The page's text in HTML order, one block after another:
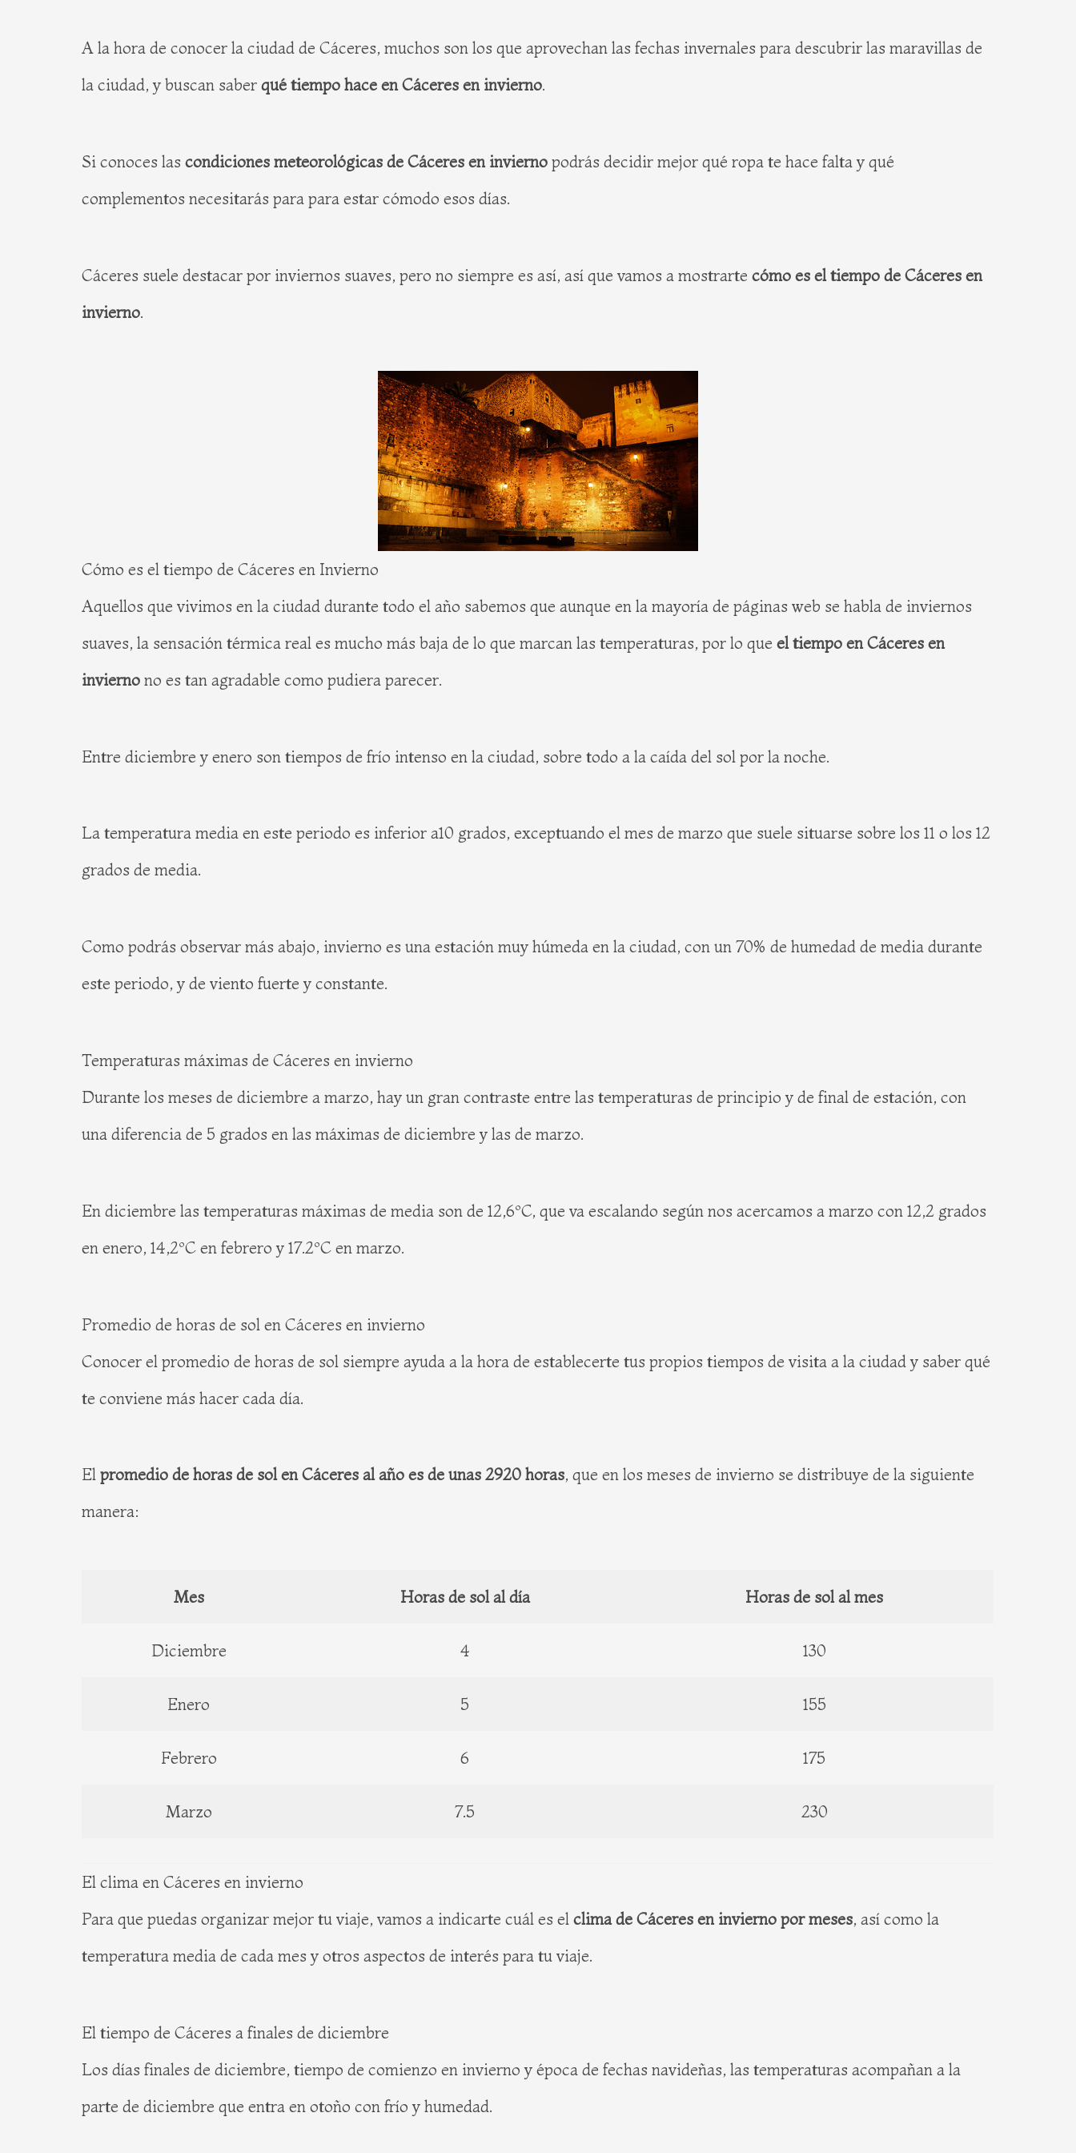
A la hora de conocer la ciudad de Cáceres, muchos son los que aprovechan las fechas invernales para descubrir las maravillas de
la ciudad, y buscan saber qué tiempo hace en Cáceres en invierno.
Si conoces las condiciones meteorológicas de Cáceres en invierno podrás decidir mejor qué ropa te hace falta y qué
complementos necesitarás para para estar cómodo esos días.
Cáceres suele destacar por inviernos suaves, pero no siempre es así, así que vamos a mostrarte cómo es el tiempo de Cáceres en
invierno.
Cómo es el tiempo de Cáceres en Invierno
Aquellos que vivimos en la ciudad durante todo el año sabemos que aunque en la mayoría de páginas web se habla de inviernos
suaves, la sensación térmica real es mucho más baja de lo que marcan las temperaturas, por lo que el tiempo en Cáceres en
invierno no es tan agradable como pudiera parecer.
Entre diciembre y enero son tiempos de frío intenso en la ciudad, sobre todo a la caída del sol por la noche.
La temperatura media en este periodo es inferior a10 grados, exceptuando el mes de marzo que suele situarse sobre los 11 o los 12
grados de media.
Como podrás observar más abajo, invierno es una estación muy húmeda en la ciudad, con un 70% de humedad de media durante
este periodo, y de viento fuerte y constante.
Temperaturas máximas de Cáceres en invierno
Durante los meses de diciembre a marzo, hay un gran contraste entre las temperaturas de principio y de final de estación, con
una diferencia de 5 grados en las máximas de diciembre y las de marzo.
En diciembre las temperaturas máximas de media son de 12,6ºC, que va escalando según nos acercamos a marzo con 12,2 grados
en enero, 14,2ºC en febrero y 17.2ºC en marzo.
Promedio de horas de sol en Cáceres en invierno
Conocer el promedio de horas de sol siempre ayuda a la hora de establecerte tus propios tiempos de visita a la ciudad y saber qué
te conviene más hacer cada día.
El promedio de horas de sol en Cáceres al año es de unas 2920 horas, que en los meses de invierno se distribuye de la siguiente
manera:
Mes Horas de sol al día Horas de sol al mes
Diciembre 4 130
Enero 5 155
Febrero 6 175
Marzo 7.5 230
El clima en Cáceres en invierno
Para que puedas organizar mejor tu viaje, vamos a indicarte cuál es el clima de Cáceres en invierno por meses, así como la
temperatura media de cada mes y otros aspectos de interés para tu viaje.
El tiempo de Cáceres a finales de diciembre
Los días finales de diciembre, tiempo de comienzo en invierno y época de fechas navideñas, las temperaturas acompañan a la
parte de diciembre que entra en otoño con frío y humedad.